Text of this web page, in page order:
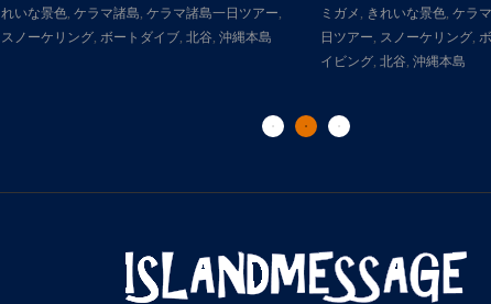
れいな景色, ケラマ諸島 ケラマ諸島一日ツアー
スノーケリング, ボートダイブ, 北谷 沖縄本島
ミガメ
きれいな景色, ケラ
日ツアー
スノーケリング,
イビング, 北谷 沖縄本島